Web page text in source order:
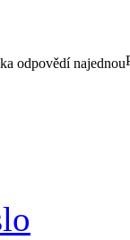
odpovědí najednou